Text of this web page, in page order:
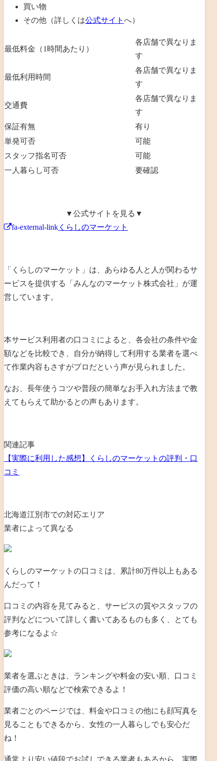
買い物
その他（詳しくは公式サイト へ）
最低料金（1時間あたり）
各店舗で異なりま
す
最低利用時間
各店舗で異なりま
す
交通費
各店舗で異なりま
す
保証有無
有り
単発可否
可能
スタッフ指名可否
可能
一人暮らし可否
要確認
▼公式サイトを見る▼
fa-external-link くらしのマーケット
「くらしのマーケット」は、あらゆる人と人が関わるサ
ービスを提供する「みんなのマーケット株式会社」が運
営しています。
本サービス利用者の口コミによると、各会社の条件や金
額などを比較でき、自分が納得して利用する業者を選べ
て作業内容もさすがプロだという声が見られました。
なお、長年使うコツや普段の簡単なお手入れ方法まで教
えてもらえて助かるとの声もあります。
関連記事
【実際に利用した感想】くらしのマーケットの評判・口
コミ
北海道江別市での対応エリア
業者によって異なる
くらしのマーケットの口コミは、累計80万件以上もある
んだって！
口コミの内容を見てみると、サービスの質やスタッフの
評判などについて詳しく書いてあるものも多く、とても
参考になるよ☆
業者を選ぶときは、ランキングや料金の安い順、口コミ
評価の高い順などで検索できるよ！
業者ごとのページでは、料金や口コミの他にも顔写真を
見ることもできるから、女性の一人暮らしでも安心だ
ね！